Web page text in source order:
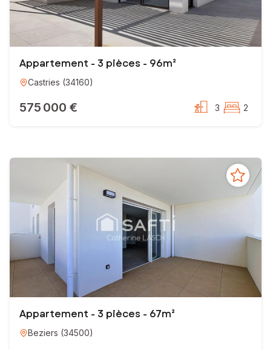
Appartement - 3 pièces - 96m²
Castries (34160)
575 000 € 3 2
Appartement - 3 pièces - 67m²
Beziers (34500)